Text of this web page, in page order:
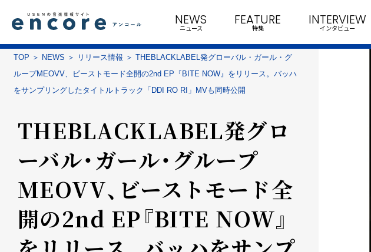
NEWS
ニュース
FEATURE
特集
INTERVIEW
インタビュー
TOP NEWS リリース情報
THEBLACKLABEL発グローバル・ガール・グ
ループMEOVV、ビーストモード全開の2nd EP『BITE NOW』をリリース。バッハ
をサンプリングしたタイトルトラック「DDI RO RI」MVも同時公開
THEBLACKLABEL発グロ
ーバル・ガール・グループ
MEOVV、ビーストモード全
開の2nd EP『BITE NOW』